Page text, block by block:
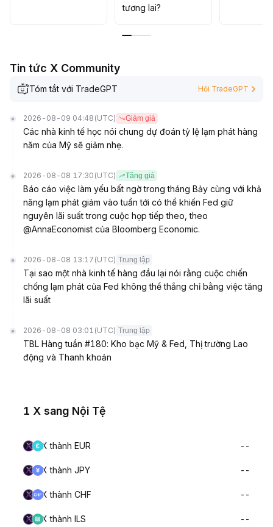
tương lai?
Tin tức X Community
Tóm tắt với TradeGPT Hỏi TradeGPT
2026-08-09 04:48 (UTC) Giảm giá
Các nhà kinh tế học nói chung dự đoán tỷ lệ lạm phát hàng
năm của Mỹ sẽ giảm nhẹ.
2026-08-08 17:30 (UTC) Tăng giá
Báo cáo việc làm yếu bất ngờ trong tháng Bảy cùng với khả
năng lạm phát giảm vào tuần tới có thể khiến Fed giữ
nguyên lãi suất trong cuộc họp tiếp theo, theo
@AnnaEconomist của Bloomberg Economic.
2026-08-08 13:17 (UTC) Trung lập
Tại sao một nhà kinh tế hàng đầu lại nói rằng cuộc chiến
chống lạm phát của Fed không thể thắng chỉ bằng việc tăng
lãi suất
2026-08-08 03:01 (UTC) Trung lập
TBL Hàng tuần #180: Kho bạc Mỹ & Fed, Thị trường Lao
động và Thanh khoản
1 X sang Nội Tệ
X thành EUR --
X thành JPY --
X thành CHF --
X thành ILS --